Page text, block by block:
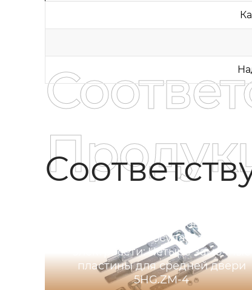
быстроразборного тягового замка
Модель для государственной
электросети: Четыре замочные
пластины для средней двери
5HG.ZM-4